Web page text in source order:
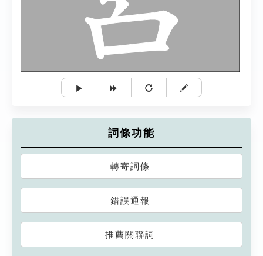
詞條功能
轉寄詞條
錯誤通報
推薦關聯詞